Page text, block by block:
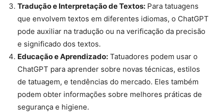
Tradução e Interpretação de Textos: Para tatuagens
que envolvem textos em diferentes idiomas, o ChatGPT
pode auxiliar na tradução ou na verificação da precisão
e significado dos textos.
Educação e Aprendizado: Tatuadores podem usar o
ChatGPT para aprender sobre novas técnicas, estilos
de tatuagem, e tendências do mercado. Eles também
podem obter informações sobre melhores práticas de
segurança e higiene.